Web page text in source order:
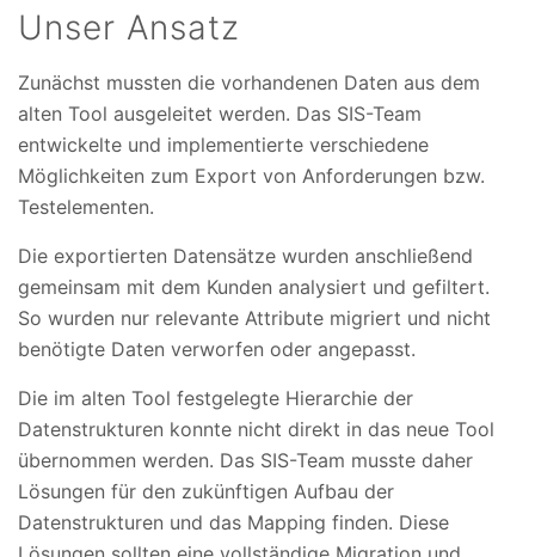
Unser Ansatz
Zunächst mussten die vorhandenen Daten aus dem
alten Tool ausgeleitet werden. Das SIS-Team
entwickelte und implementierte verschiedene
Möglichkeiten zum Export von Anforderungen bzw.
Testelementen.
Die exportierten Datensätze wurden anschließend
gemeinsam mit dem Kunden analysiert und gefiltert.
So wurden nur relevante Attribute migriert und nicht
benötigte Daten verworfen oder angepasst.
Die im alten Tool festgelegte Hierarchie der
Datenstrukturen konnte nicht direkt in das neue Tool
übernommen werden. Das SIS-Team musste daher
Lösungen für den zukünftigen Aufbau der
Datenstrukturen und das Mapping finden. Diese